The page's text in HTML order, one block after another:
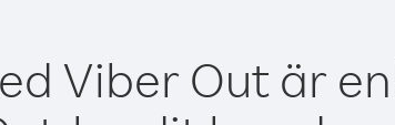
Viber Out är